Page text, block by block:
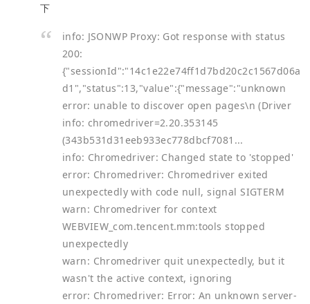
下
info: JSONWP Proxy: Got response with status
200:
{"sessionId":"14c1e22e74ff1d7bd20c2c1567d06a
d1","status":13,"value":{"message":"unknown
error: unable to discover open pages\n (Driver
info: chromedriver=2.20.353145
(343b531d31eeb933ec778dbcf7081...
info: Chromedriver: Changed state to 'stopped'
error: Chromedriver: Chromedriver exited
unexpectedly with code null, signal SIGTERM
warn: Chromedriver for context
WEBVIEW_com.tencent.mm:tools stopped
unexpectedly
warn: Chromedriver quit unexpectedly, but it
wasn't the active context, ignoring
error: Chromedriver: Error: An unknown server-